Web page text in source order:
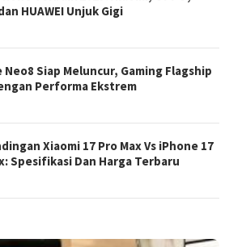
HUAWEI Unjuk Gigi
Neo8 Siap Meluncur, Gaming Flagship
Performa Ekstrem
Xiaomi 17 Pro Max Vs iPhone 17
Spesifikasi Dan Harga Terbaru